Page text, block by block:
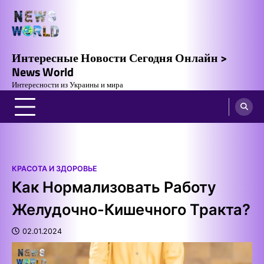
content
Интересные Новости Сегодня Онлайн >
News World
Интересности из Украины и мира
КРАСОТА И ЗДОРОВЬЕ
Как Нормализовать Работу
Желудочно-Кишечного Тракта?
02.01.2024